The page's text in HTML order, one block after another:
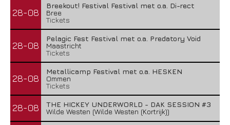
28-08
Breekout! Festival Festival met o.a. Di-rect
Bree
Tickets
28-08
Pelagic Fest Festival met o.a. Predatory Void
Maastricht
Tickets
28-08
Metallicamp Festival met o.a. HESKEN
Ommen
Tickets
28-08
THE HICKEY UNDERWORLD - DAK SESSION #3
Wilde Westen (Wilde Westen (Kortrijk))